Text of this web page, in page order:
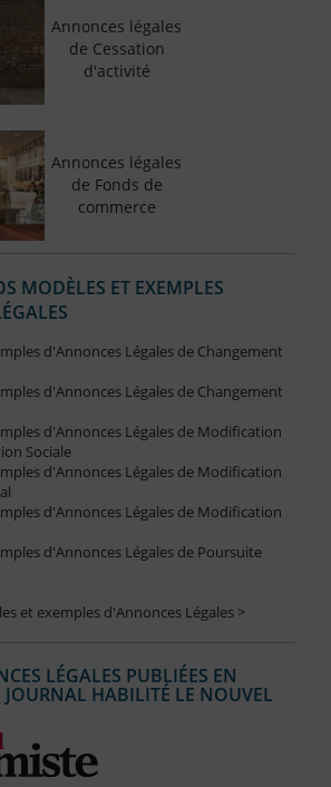
Annonces légales
de Cessation
d'activité
Annonces légales
de Fonds de
commerce
MODÈLES ET EXEMPLES
d'Annonces Légales de Changement
d'Annonces Légales de Changement
d'Annonces Légales de Modification
Sociale
d'Annonces Légales de Modification
d'Annonces Légales de Modification
d'Annonces Légales de Poursuite
et exemples d'Annonces Légales >
LÉGALES PUBLIÉES EN
HABILITÉ LE NOUVEL